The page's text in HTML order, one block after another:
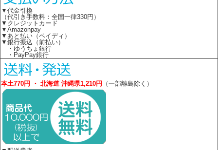
▼代金引換
（代引き手数料：全国一律330円）
▼クレジットカード
▼Amazonpay
▼あと払い（ペイディ）
▼銀行振込（前払い）
・ゆうちょ銀行
・PayPay銀行
本土770円 ・ 北海道 沖縄県1,210円 （一部離島除く）